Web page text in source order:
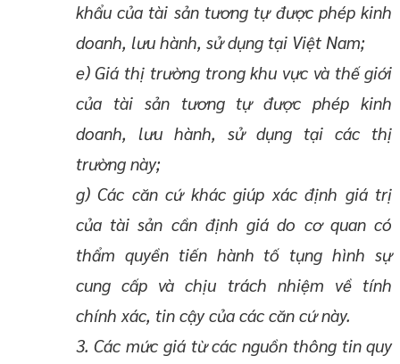
khẩu của tài sản tương tự được phép kinh
doanh, lưu hành, sử dụng tại Việt Nam;
e) Giá thị trường trong khu vực và thế giới
của tài sản tương tự được phép kinh
doanh, lưu hành, sử dụng tại các thị
trường này;
g) Các căn cứ khác giúp xác định giá trị
của tài sản cần định giá do cơ quan có
thẩm quyền tiến hành tố tụng hình sự
cung cấp và chịu trách nhiệm về tính
chính xác, tin cậy của các căn cứ này.
3. Các mức giá từ các nguồn thông tin quy